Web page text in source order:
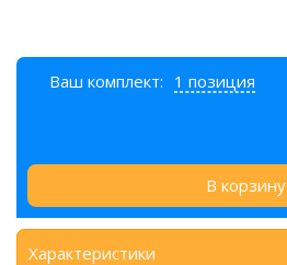
Ваш комплект: 1 позиция
В корзину
Характеристики